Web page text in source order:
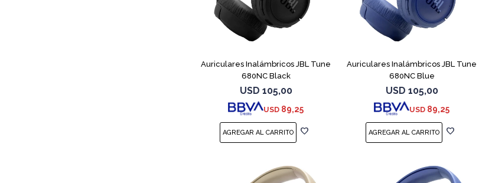
Auriculares Inalámbricos JBL Tune
680NC Black
USD 105,00
USD 89,25
Auriculares Inalámbricos JBL Tune
680NC Blue
USD 105,00
USD 89,25